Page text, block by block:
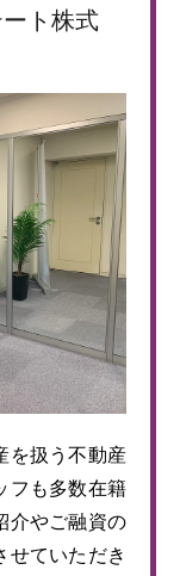
ト株式
を扱う不動産
フも多数在籍
介やご融資の
せていただき